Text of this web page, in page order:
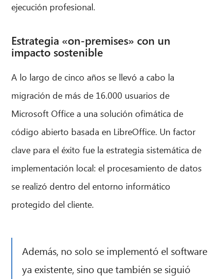
ejecución profesional.
Estrategia «on-premises» con un
impacto sostenible
A lo largo de cinco años se llevó a cabo la
migración de más de 16.000 usuarios de
Microsoft Office a una solución ofimática de
código abierto basada en LibreOffice. Un factor
clave para el éxito fue la estrategia sistemática de
implementación local: el procesamiento de datos
se realizó dentro del entorno informático
protegido del cliente.
Además, no solo se implementó el software
ya existente, sino que también se siguió